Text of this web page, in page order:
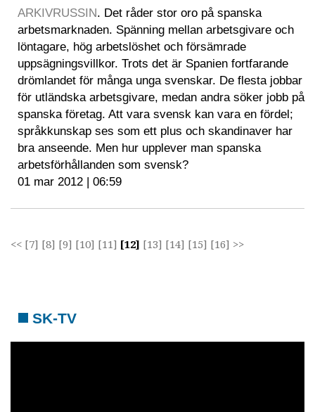
ARKIVRUSSIN. Det råder stor oro på spanska
arbetsmarknaden. Spänning mellan arbetsgivare och
löntagare, hög arbetslöshet och försämrade
uppsägningsvillkor. Trots det är Spanien fortfarande
drömlandet för många unga svenskar. De flesta jobbar
för utländska arbetsgivare, medan andra söker jobb på
spanska företag. Att vara svensk kan vara en fördel;
språkkunskap ses som ett plus och skandinaver har
bra anseende. Men hur upplever man spanska
arbetsförhållanden som svensk?
01 mar 2012 | 06:59
<< [7] [8] [9] [10] [11] [12] [13] [14] [15] [16] >>
SK-TV